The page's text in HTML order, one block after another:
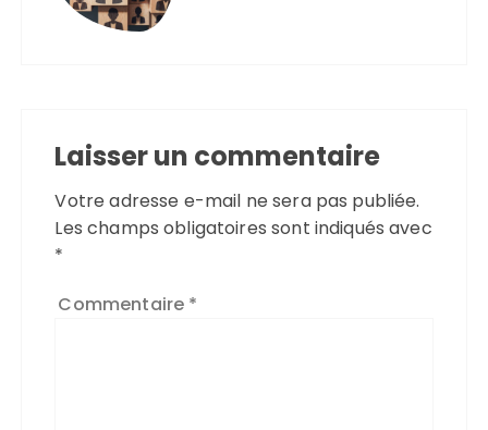
Laisser un commentaire
Votre adresse e-mail ne sera pas publiée.
Les champs obligatoires sont indiqués avec
*
Commentaire *